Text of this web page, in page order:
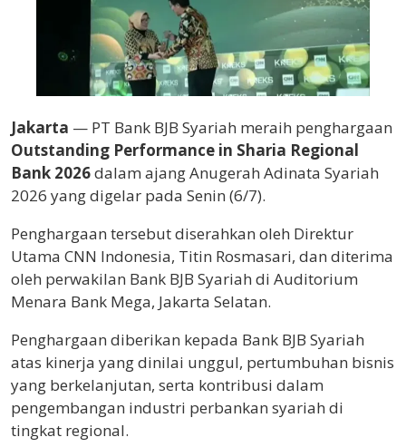
Jakarta — PT Bank BJB Syariah meraih penghargaan
Outstanding Performance in Sharia Regional
Bank 2026dalam ajang Anugerah Adinata Syariah
2026 yang digelar pada Senin (6/7).
Penghargaan tersebut diserahkan oleh Direktur
Utama CNN Indonesia, Titin Rosmasari, dan diterima
oleh perwakilan Bank BJB Syariah di Auditorium
Menara Bank Mega, Jakarta Selatan.
Penghargaan diberikan kepada Bank BJB Syariah
atas kinerja yang dinilai unggul, pertumbuhan bisnis
yang berkelanjutan, serta kontribusi dalam
pengembangan industri perbankan syariah di
tingkat regional.